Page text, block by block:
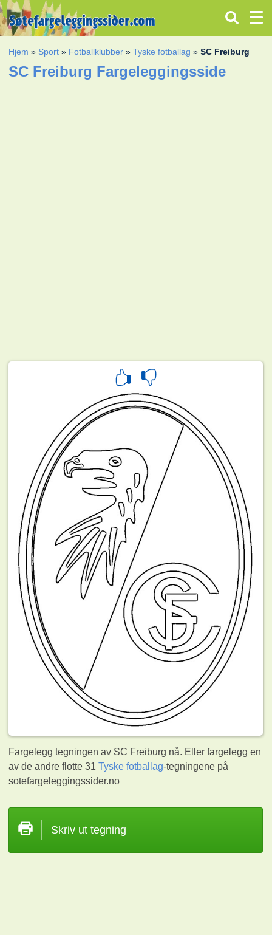
Hjem » Sport » Fotballklubber »Tyske fotballag »SC Freiburg
SC Freiburg Fargeleggingsside
Fargelegg tegningen av SC Freiburg nå. Eller fargelegg en
av de andre flotte 31Tyske fotballag-tegningene på
sotefargeleggingssider.no
Skriv ut tegning